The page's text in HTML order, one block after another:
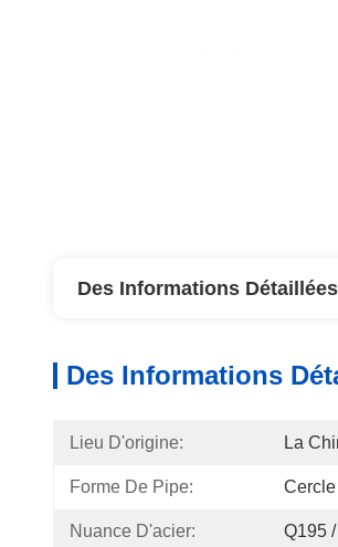
Des Informations Détaillées
Des Informations
Lieu D'origine: La
Forme De Pipe:
Nuance D'acier: Q195